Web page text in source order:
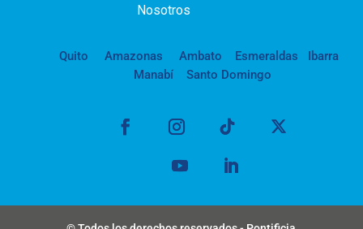
Nosotros
Quito Amazonas Ambato Esmeraldas
Ibarra
Manabí
Santo Domingo